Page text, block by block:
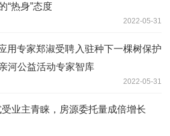
“热身”态度
2022-05-31
用专家郑淑受聘入驻种下一棵树保护
河公益活动专家智库
2022-05-31
受业主青睐，房源委托量成倍增长